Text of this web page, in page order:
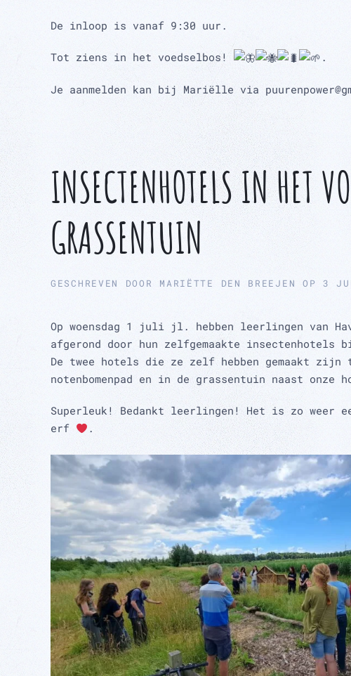
De inloop is vanaf 9:30 uur.
Tot ziens in het voedselbos! .
Je aanmelden kan bij Mariëlle via
INSECTENHOTELS IN HET
GRASSENTUIN
GESCHREVEN DOOR MARIËTTE DEN BREEJEN OP 3
Op woensdag 1 juli jl. hebben leerlingen van
afgerond door hun zelfgemaakte insectenhotels
De twee hotels die ze zelf hebben gemaakt
notenbomenpad en in de grassentuin naast onze
Superleuk! Bedankt leerlingen! Het is zo weer
erf
.